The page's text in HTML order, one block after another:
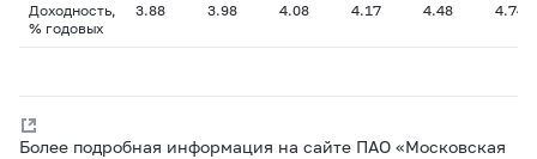
Доходность,
% годовых
3.88 3.98 4.08 4.17 4.48 4.74
Более подробная информация на сайте ПАО «Московская